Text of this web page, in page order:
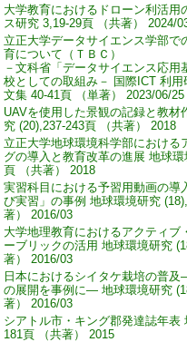
大学教育におけるドローン利活用
ス研究 3,19-29頁 （共著） 2024/
立正大学データサイエンス学部で
育について（ＴＢＣ）
－文科省「データサイエンス応用
校としての取組み－ 国際ICT 利
文集 40-41頁 （単著） 2023/06/25
UAVを使用した景観の記録と教材
究 (20),237-243頁 （共著） 2018
立正大学地球環境科学部における
グの導入と教育改革の進展 地球
頁 （共著） 2018
実習科目における予習用動画の導
び実習」の事例 地球環境研究
著） 2016/03
大学地理教育におけるアクティブ
ーブリックの活用 地球環境研究
著） 2016/03
日本におけるシイタケ栽培の普
の展開を事例に― 地球環境研究
著） 2016/03
シアトル市・キング郡発達誌年表
181頁 （共著） 2015